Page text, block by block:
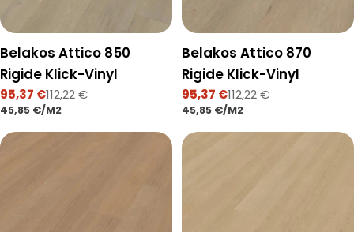
Belakos Attico 850
Rigide Klick-Vinyl
Verkaufspreis
95,37 €
Regulärer
Preis
112,22 €
STÜCKPREIS
45,85 €/PRO
M2
Belakos Attico 870
Rigide Klick-Vinyl
Verkaufspreis
95,37 €
Regulärer
Preis
112,22 €
STÜCKPREIS
45,85 €/PRO
M2